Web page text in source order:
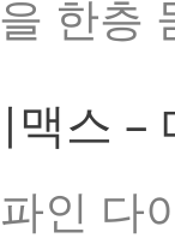
한층
스 –
인 다